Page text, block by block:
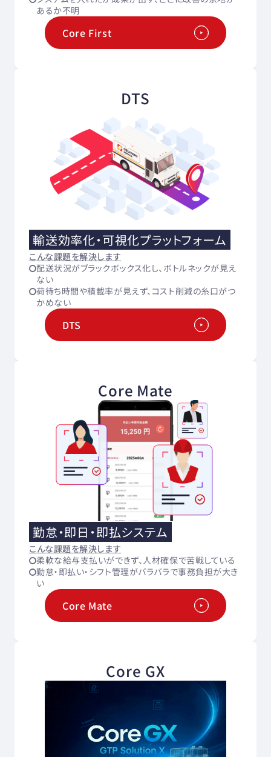
あるか不明
Core First
DTS
輸送効率化・可視化プラットフォーム
こんな課題を解決します
配送状況がブラックボックス化し、ボトルネックが見え
ない
荷待ち時間や積載率が見えず、コスト削減の糸口がつ
かめない
DTS
Core Mate
勤怠・即日・即払システム
こんな課題を解決します
柔軟な給与支払いができず、人材確保で苦戦している
勤怠・即払い・シフト管理がバラバラで事務負担が大き
い
Core Mate
Core GX